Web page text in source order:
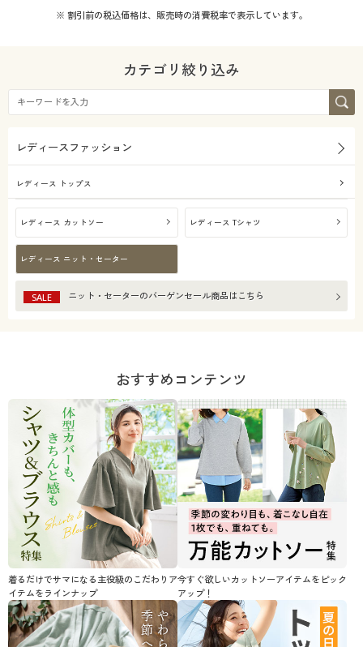
閉じる
※ 割引前の税込価格は、販売時の消費税率で表示しています。
カテゴリ絞り込み
レディースファッション
レディース トップス
レディース カットソー レディース Tシャツ
レディース ニット・セーター
SALE ニット・セーターのバーゲンセール商品はこちら
おすすめコンテンツ
着るだけでサマになる主役級のこだわりア
イテムをラインナップ
今すぐ欲しいカットソーアイテムをピック
アップ！